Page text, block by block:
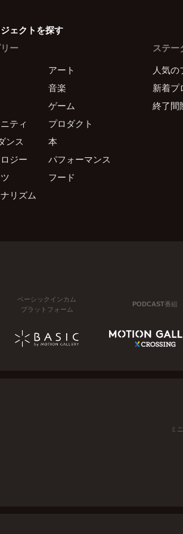
ェクトを探す
ー
アート
音楽
ゲーム
ティ
プロダクト
ンス
本
ジー
パフォーマンス
フード
リズム
ステー
人気の
新着プ
終了間
ベーシックインカム
プラットフォーム
PODCAST番組
ミ